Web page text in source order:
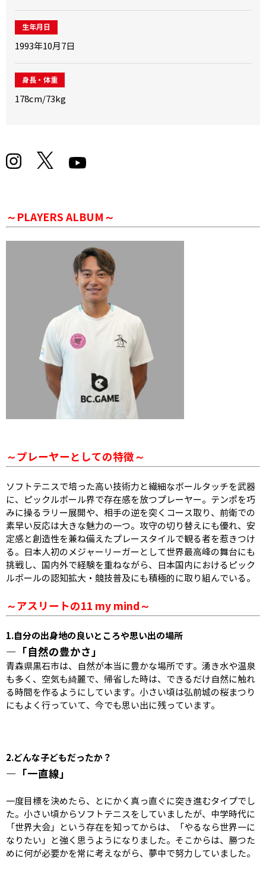
生年月日
1993年10月7日
身長・体重
178cm/73kg
～PLAYERS ALBUM～
～プレーヤーとしての特徴～
ソフトテニスで培った高い技術力と繊細なボールタッチを武器
に、ピックルボール界で存在感を放つプレーヤー。テンポを巧
みに操るラリー展開や、相手の逆を突くコース取り、前衛での
素早い反応は大きな魅力の一つ。攻守の切り替えにも優れ、安
定感と創造性を兼ね備えたプレースタイルで観る者を惹きつけ
る。日本人初のメジャーリーガーとして世界最高峰の舞台にも
挑戦し、国内外で経験を重ねながら、日本国内におけるピック
ルボールの認知拡大・競技普及にも積極的に取り組んでいる。
～アスリートの11 my mind～
1.自分の出身地の良いところや思い出の場所
―「自然の豊かさ」
青森県黒石市は、自然が本当に豊かな場所です。湧き水や温泉
も多く、空気も綺麗で、帰省した時は、できるだけ自然に触れ
る時間を作るようにしています。小さい頃は弘前城の桜まつり
にもよく行っていて、今でも思い出に残っています。
2.どんな子どもだったか？
―「一直線」
一度目標を決めたら、とにかく真っ直ぐに突き進むタイプでし
た。小さい頃からソフトテニスをしていましたが、中学時代に
「世界大会」という存在を知ってからは、「やるなら世界一に
なりたい」と強く思うようになりました。そこからは、勝つた
めに何が必要かを常に考えながら、夢中で努力していました。